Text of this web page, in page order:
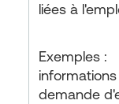
liées à
Exemples :
demande